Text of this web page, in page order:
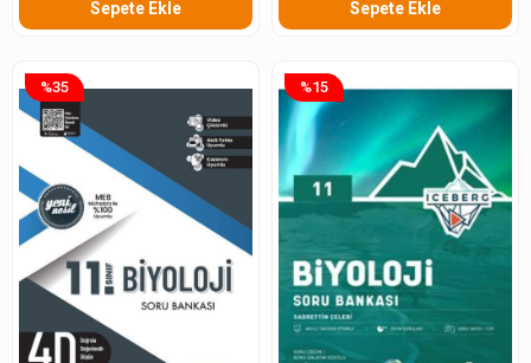
Sepete Ekle Sepete Ekle
%35 %15